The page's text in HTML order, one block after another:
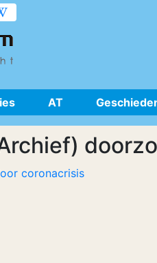
AT
coronacrisis